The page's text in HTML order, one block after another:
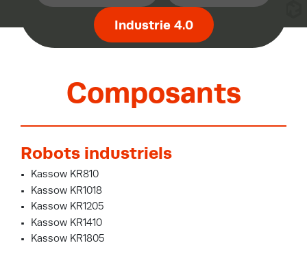
Industrie 4.0
Composants
Robots industriels
Kassow KR810
Kassow KR1018
Kassow KR1205
Kassow KR1410
Kassow KR1805